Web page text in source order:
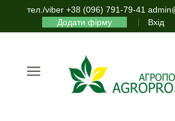
тел./viber +38 (096) 791-79-41
Додати фірму
Вхід